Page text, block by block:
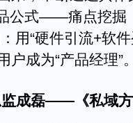
公式——痛点挖掘
用“硬件引流+软
户成为“产品经理
成磊——《私域